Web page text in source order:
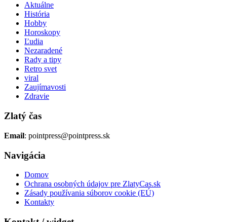
Aktuálne
História
Hobby
Horoskopy
Ľudia
Nezaradené
Rady a tipy
Retro svet
viral
Zaujímavosti
Zdravie
Zlatý čas
Email: pointpress@pointpress.sk
Navigácia
Domov
Ochrana osobných údajov pre ZlatyCas.sk
Zásady používania súborov cookie (EÚ)
Kontakty